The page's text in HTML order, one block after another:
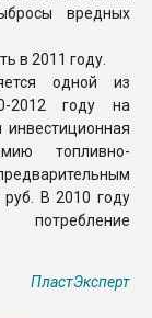
вредных
в 2011 году.
одной из
2012 году на
инвестиционная
топливно-
В 2010 году
ПластЭксперт